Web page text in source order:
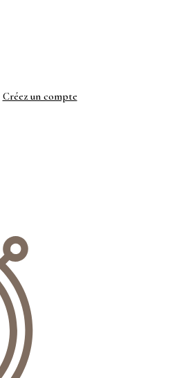
Créez un compte